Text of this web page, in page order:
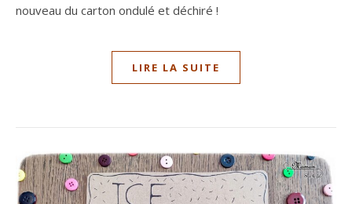
nouveau du carton ondulé et déchiré !
LIRE LA SUITE